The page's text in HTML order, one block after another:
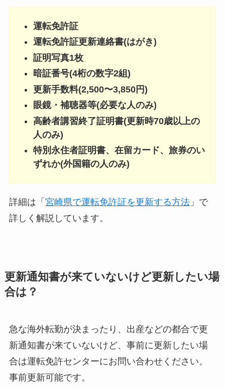
運転免許証
運転免許証更新連絡書(はがき)
証明写真1枚
暗証番号(4桁の数字2組)
更新手数料(2,500〜3,850円)
眼鏡・補聴器等(必要な人のみ)
高齢者講習終了証明書(更新時70歳以上の
人のみ)
特別永住者証明書、在留カード、旅券のい
ずれか(外国籍の人のみ)
詳細は「 宮崎県で運転免許証を更新する方法」で
詳しく解説しています。
更新通知書が来ていないけど更新したい場
合は？
急な海外転勤が決まったり、出産などの都合で更
新通知書が来ていないけど、事前に更新したい場
合は運転免許センターにお問い合わせください。
事前更新可能です。